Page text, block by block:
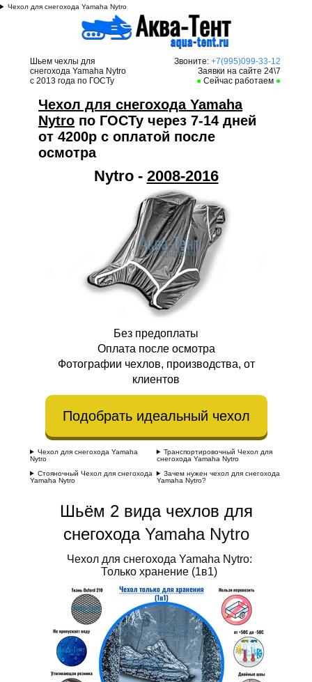
Чехол для снегохода Yamaha Nytro
Шьем чехлы для
снегохода Yamaha Nytro
с 2013 года по ГОСТу
Звоните:+7(995)099-33-12
Заявки на сайте 24\7
● Сейчас работаем ●
Чехол для снегохода Yamaha
Nytro по ГОСТу через 7-14 дней
от 4200р с оплатой после
осмотра
Nytro - 2008-2016
Без предоплаты
Оплата после осмотра
Фотографии чехлов, производства, от
клиентов
Подобрать идеальный чехол
Чехол для снегохода Yamaha
Nytro
Транспортировочный Чехол для
снегохода Yamaha Nytro
Стояночный Чехол для снегохода
Yamaha Nytro
Зачем нужен чехол для снегохода
Yamaha Nytro?
Шьём 2 вида чехлов для
снегохода Yamaha Nytro
Чехол для снегохода Yamaha Nytro:
Только хранение (1в1)